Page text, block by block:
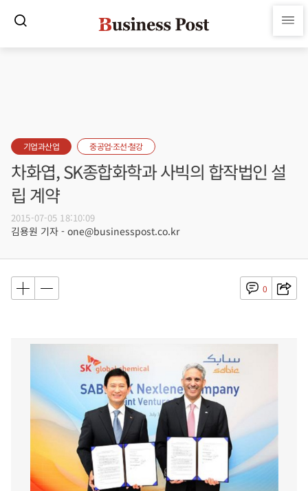
기업과산업 중공업·조선·철강
차화엽, SK종합화학과 사빅의 합작법인 설
립 계약
2015-07-05 18:10:09
김용원 기자 - one@businesspost.co.kr
0